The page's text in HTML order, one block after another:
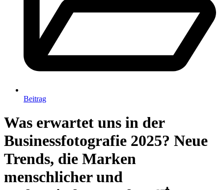
Beitrag
Was erwartet uns in der
Business­fotografie 2025? Neue
Trends, die Marken
menschlicher und